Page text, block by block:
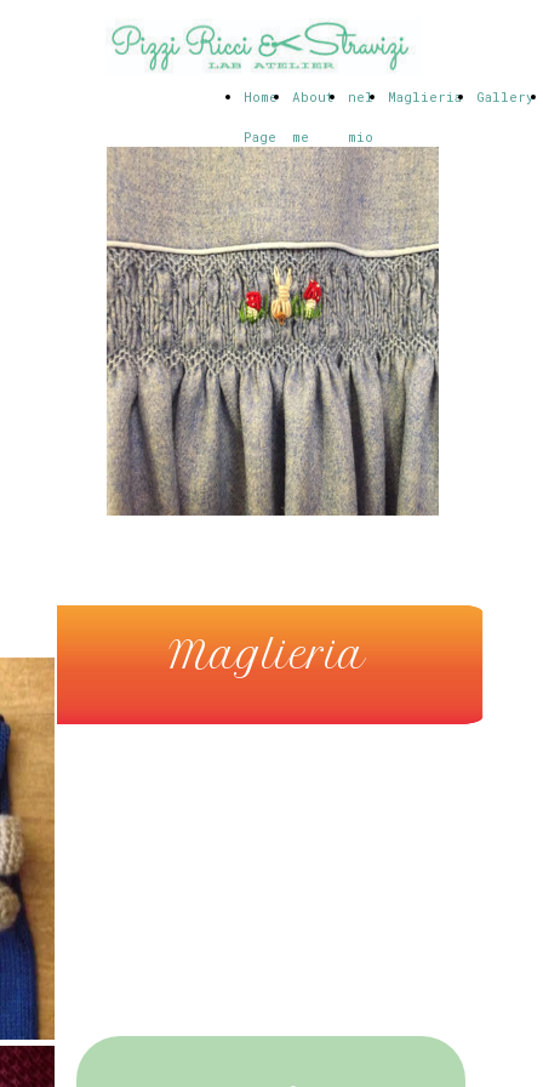
Home
Page
About
me
nel
mio
Lab
Maglieria Gallery
Maglieria